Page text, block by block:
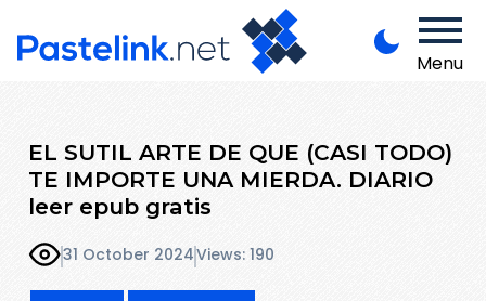
Menu
EL SUTIL ARTE DE QUE (CASI TODO)
TE IMPORTE UNA MIERDA. DIARIO
leer epub gratis
31 October 2024Views: 190